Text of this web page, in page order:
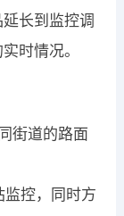
长到监控调
时情况。
街道的路面
监控，同时方